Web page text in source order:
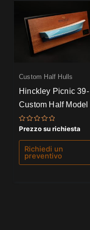
Custom Half Hulls
Hinckley Picnic 39-
Custom Half Model
Valutato
0
su
Prezzo su richiesta
Richiedi un
preventivo